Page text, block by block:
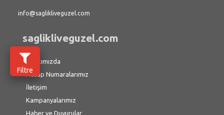
Filtre
info@saglikliveguzel.com
saglikliveguzel.com
Hakkımızda
Hesap Numaralarımız
İletişim
Kampanyalarımız
Haber ve Duyurular